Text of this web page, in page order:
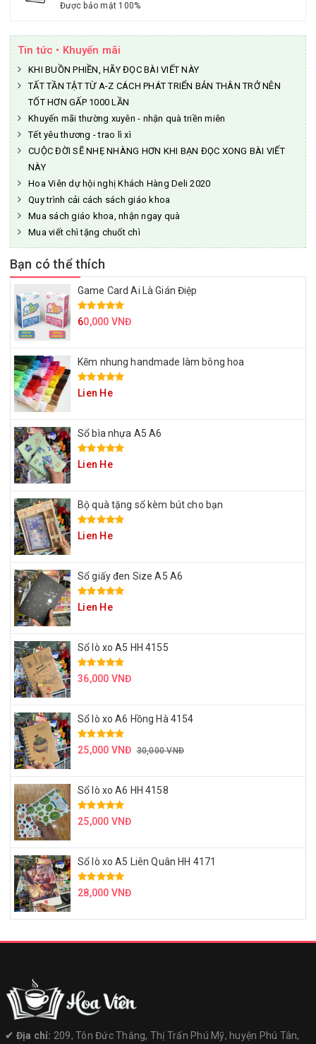
Được bảo mật 100%
Tin tức • Khuyến mãi
KHI BUỒN PHIỀN, HÃY ĐỌC BÀI VIẾT NÀY
TẤT TẦN TẬT TỪ A-Z CÁCH PHÁT TRIỂN BẢN THÂN TRỞ NÊN
TỐT HƠN GẤP 1000 LẦN
Khuyến mãi thường xuyên - nhận quà triền miên
Tết yêu thương - trao lì xì
CUỘC ĐỜI SẼ NHẸ NHÀNG HƠN KHI BẠN ĐỌC XONG BÀI VIẾT
NÀY
Hoa Viên dự hội nghị Khách Hàng Deli 2020
Quy trình cải cách sách giáo khoa
Mua sách giáo khoa, nhận ngay quà
Mua viết chì tặng chuốt chì
Bạn có thể thích
Game Card Ai Là Gián Điệp
60,000 VNĐ
Kẽm nhung handmade làm bông hoa
Lien He
Sổ bìa nhựa A5 A6
Lien He
Bộ quà tặng sổ kèm bút cho bạn
Lien He
Sổ giấy đen Size A5 A6
Lien He
Sổ lò xo A5 HH 4155
36,000 VNĐ
Sổ lò xo A6 Hồng Hà 4154
25,000 VNĐ 30,000 VNĐ
Sổ lò xo A6 HH 4158
25,000 VNĐ
Sổ lò xo A5 Liên Quân HH 4171
28,000 VNĐ
✔︎ Địa chỉ: 209, Tôn Đức Thắng, Thị Trấn Phú Mỹ, huyện Phú Tân,